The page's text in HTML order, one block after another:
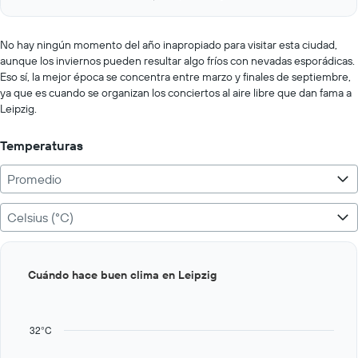
values.
Range:
0
to
1000000.
interactive
No hay ningún momento del año inapropiado para visitar esta ciudad,
aunque los inviernos pueden resultar algo fríos con nevadas esporádicas.
Eso sí, la mejor época se concentra entre marzo y finales de septiembre,
ya que es cuando se organizan los conciertos al aire libre que dan fama a
Leipzig.
Temperaturas
Promedio
Celsius (°C)
graphic.
32°C
Cuándo hace buen clima en Leipzig